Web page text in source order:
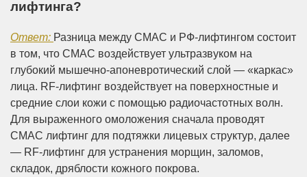
лифтинга?
Ответ: Разница между СМАС и РФ-лифтингом состоит
в том, что СМАС воздействует ультразвуком на
глубокий мышечно-апоневротический слой — «каркас»
лица. RF-лифтинг воздействует на поверхностные и
средние слои кожи с помощью радиочастотных волн.
Для выраженного омоложения сначала проводят
СМАС лифтинг для подтяжки лицевых структур, далее
— RF-лифтинг для устранения морщин, заломов,
складок, дряблости кожного покрова.